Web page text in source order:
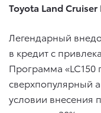
Toyota Land Cruiser
Легендарный
в кредит с
Программа «LC150
сверхпопулярный
условии внесения